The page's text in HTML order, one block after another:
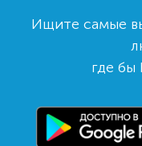
Ищите самые
где бы